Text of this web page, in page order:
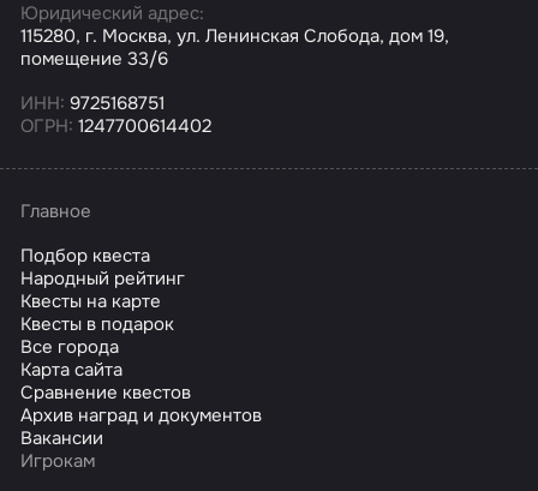
Юридический адрес:
115280, г. Москва, ул. Ленинская Слобода, дом 19,
помещение 33/6
ИНН: 9725168751
ОГРН: 1247700614402
Главное
Подбор квеста
Народный рейтинг
Квесты на карте
Квесты в подарок
Все города
Карта сайта
Сравнение квестов
Архив наград и документов
Вакансии
Игрокам